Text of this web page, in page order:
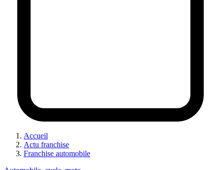
Accueil
Actu franchise
Franchise automobile